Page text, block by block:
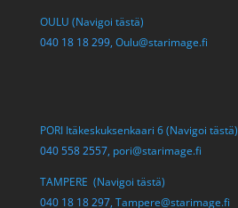
OULU (Navigoi tästä)
040 18 18 299, Oulu@starimage.fi
PORI Itäkeskuksenkaari 6 (Navigoi tästä)
040 558 2557, pori@starimage.fi
TAMPERE (Navigoi tästä)
040 18 18 297, Tampere@starimage.fi